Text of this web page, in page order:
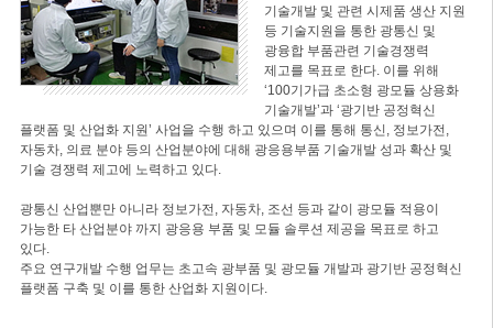
기술개발 및 관련 시제품 생산 지원
등 기술지원을 통한 광통신 및
광융합 부품관련 기술경쟁력
제고를 목표로 한다. 이를 위해
‘100기가급 초소형 광모듈 상용화
기술개발’과 ‘광기반 공정혁신
플랫폼 및 산업화 지원’ 사업을 수행 하고 있으며 이를 통해 통신, 정보가전,
자동차, 의료 분야 등의 산업분야에 대해 광응용부품 기술개발 성과 확산 및
기술 경쟁력 제고에 노력하고 있다.
광통신 산업뿐만 아니라 정보가전, 자동차, 조선 등과 같이 광모듈 적용이
가능한 타 산업분야 까지 광응용 부품 및 모듈 솔루션 제공을 목표로 하고
있다.
주요 연구개발 수행 업무는 초고속 광부품 및 광모듈 개발과 광기반 공정혁신
플랫폼 구축 및 이를 통한 산업화 지원이다.